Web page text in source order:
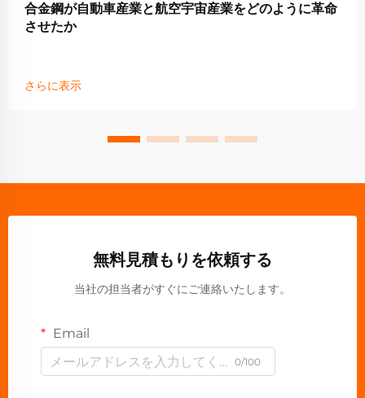
合金鋼が自動車産業と航空宇宙産業をどのように革命
させたか
さらに表示
無料見積もりを依頼する
当社の担当者がすぐにご連絡いたします。
Email
0/100